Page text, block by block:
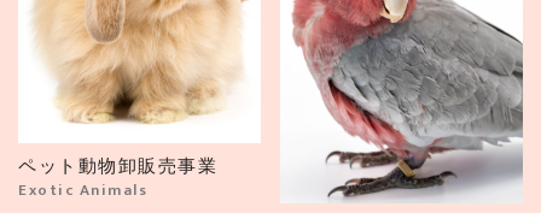
ペット動物卸販売事業
Exotic Animals